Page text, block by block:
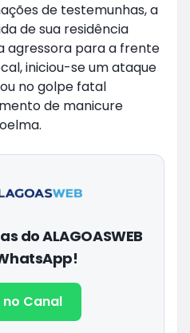
de testemunhas, a
de sua residência
agressora para a frente
iniciou-se um ataque
no golpe fatal
de manicure
do ALAGOASWEB
no Canal